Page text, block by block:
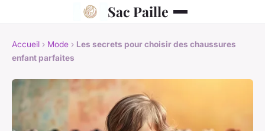
Sac Paille
Accueil › Mode › Les secrets pour choisir des chaussures
enfant parfaites